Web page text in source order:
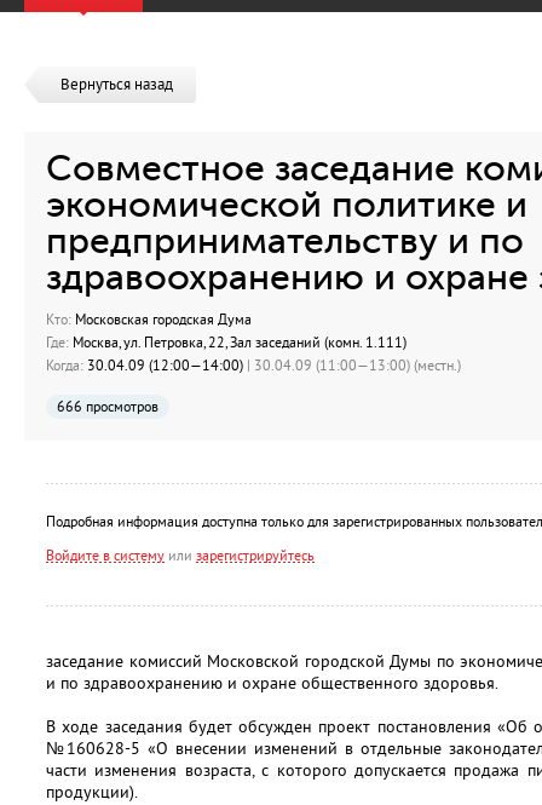
Вернуться назад
Совместное заседание
экономической политике и
предпринимательству и по
здравоохранению и охране
Кто: Московская городская Дума
Где: Москва, ул. Петровка, 22, Зал заседаний (комн. 1.111)
Когда: 30.04.09 (12:00—14:00) | 30.04.09 (11:00—13:00) (местн.)
666 просмотров
Подробная информация доступна только для зарегистрированных
Войдите в систему или зарегистрируйтесь
заседание комиссий Московской городской Думы по
и по здравоохранению и охране общественного здоровья.
В ходе заседания будет обсужден проект постановления «Об
№160628-5 «О внесении изменений в отдельные
части изменения возраста, с которого допускается продажа
продукции).